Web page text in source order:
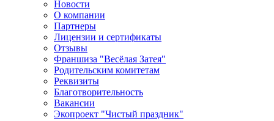
Новости
О компании
Партнеры
Лицензии и сертификаты
Отзывы
Франшиза "Весёлая Затея"
Родительским комитетам
Реквизиты
Благотворительность
Вакансии
Экопроект "Чистый праздник"